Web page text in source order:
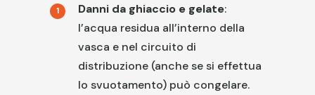
Danni da ghiaccio e gelate:
l’acqua residua all’interno della
vasca e nel circuito di
distribuzione (anche se si effettua
lo svuotamento) può congelare.